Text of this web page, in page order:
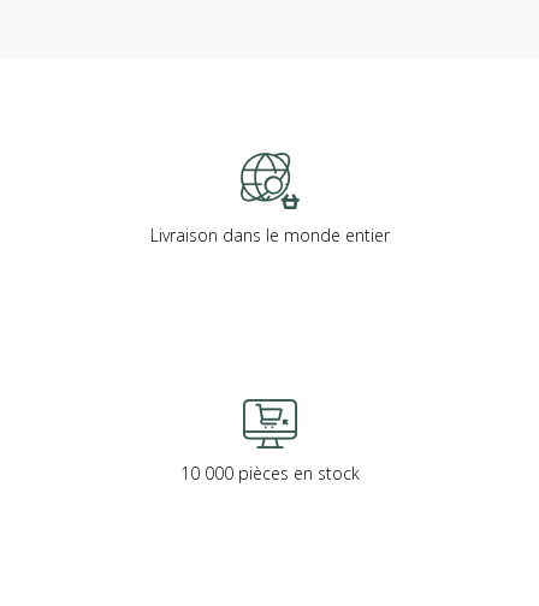
Livraison dans le monde entier
10 000 pièces en stock